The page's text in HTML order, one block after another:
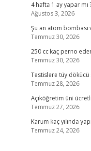
4 hafta 1 ay yapar mı
Ağustos 3, 2026
Şu an atom bombası
Temmuz 30, 2026
250 cc kaç perno
Temmuz 30, 2026
Testislere tüy dökücü
Temmuz 28, 2026
Açıköğretim üni
Temmuz 27, 2026
Karum kaç yılında
Temmuz 24, 2026